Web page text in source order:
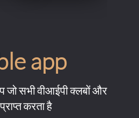
app
जो सभी वीआईपी क्लबों और
करता है